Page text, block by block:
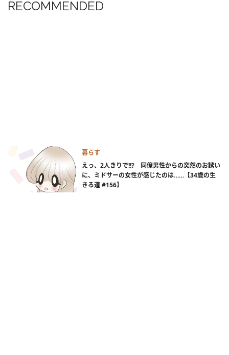
RECOMMENDED
暮らす
えっ、2人きりで!!? 同僚男性からの突然のお誘い
に、ミドサーの女性が感じたのは……【34歳の生
きる道 #156】